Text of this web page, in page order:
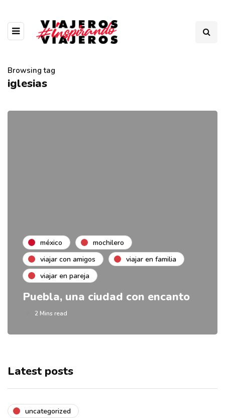
Browsing tag
iglesias
méxico
mochilero
viajar con amigos
viajar en familia
viajar en pareja
Puebla, una ciudad con encanto
2 Mins read
Latest posts
uncategorized